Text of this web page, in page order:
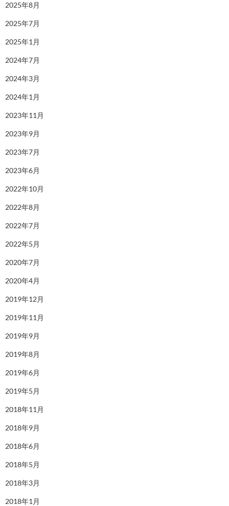
2025年8月
2025年7月
2025年1月
2024年7月
2024年3月
2024年1月
2023年11月
2023年9月
2023年7月
2023年6月
2022年10月
2022年8月
2022年7月
2022年5月
2020年7月
2020年4月
2019年12月
2019年11月
2019年9月
2019年8月
2019年6月
2019年5月
2018年11月
2018年9月
2018年6月
2018年5月
2018年3月
2018年1月